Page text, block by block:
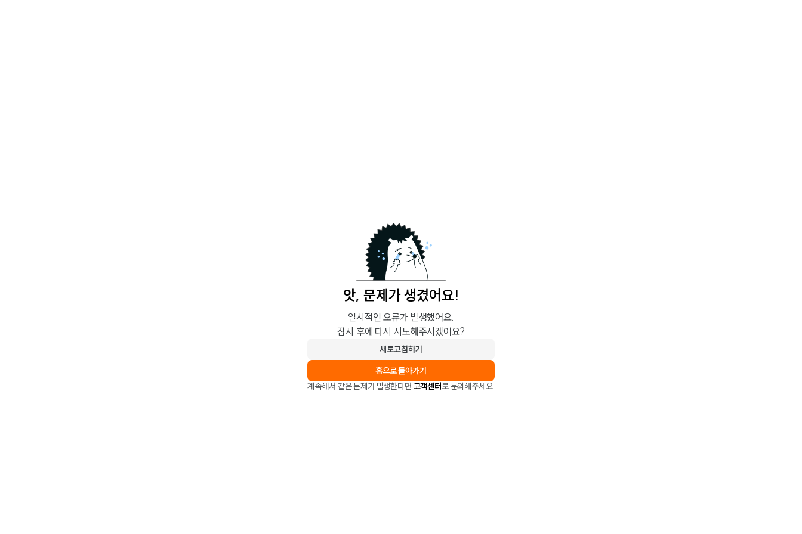
앗, 문제가 생겼어요!
일시적인 오류가 발생했어요.
잠시 후에 다시 시도해주시겠어요?
새로고침하기
홈으로 돌아가기
계속해서 같은 문제가 발생한다면 고객센터로 문의해주세요.